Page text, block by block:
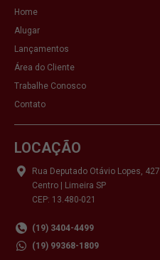
Home
Alugar
Lançamentos
Área do Cliente
Trabalhe Conosco
Contato
LOCAÇÃO
Rua Deputado Otávio Lopes, 427
Centro | Limeira SP
CEP: 13.480-021
(19) 3404-4499
(19) 99368-1809